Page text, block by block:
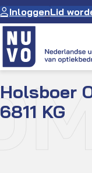
Ga
naar
de
inhoud
InloggenLid
Kenniscentrum
Holsboer
6811 KG